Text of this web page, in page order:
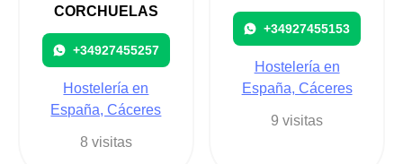
CORCHUELAS
+34927455257
Hostelería en
España, Cáceres
8 visitas
+34927455153
Hostelería en
España, Cáceres
9 visitas